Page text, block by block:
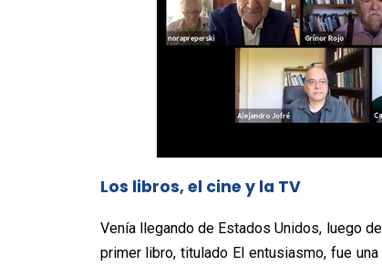
Los libros, el cine y la TV
Venía llegando de Estados Unidos, luego
primer libro, titulado El entusiasmo, fue